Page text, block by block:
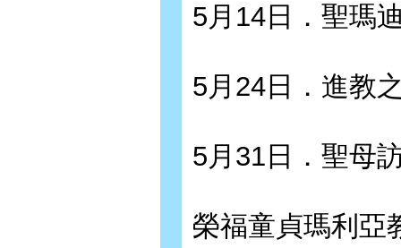
5月14日．聖瑪
5月24日．進教
5月31日．聖母
榮福童貞瑪利亞